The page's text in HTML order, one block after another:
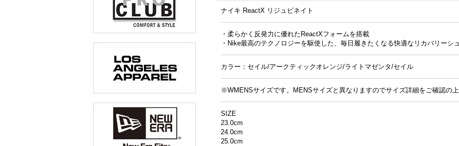
ナイキ ReactX リジュビネイト
・柔らかく反発力に優れたReactXフォームを搭載
・Nike最高のテクノロジーを駆使した、毎日履きたくなる快適なリカバリーシ
カラー：セイル/アークティックオレンジ/ライトマゼンタ/セイル
※WMENSサイズです。MENSサイズと異なりますのでサイズ詳細をご確認の上
SIZE
23.0cm
24.0cm
25.0cm